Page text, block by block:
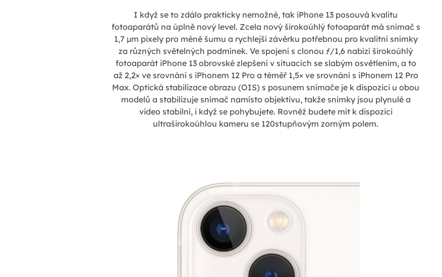
I když se to zdálo prakticky nemožné, tak iPhone 13 posouvá kvalitu
fotoaparátů na úplně nový level. Zcela nový širokoúhlý fotoaparát má snímač s
1,7 µm pixely pro méně šumu a rychlejší závěrku potřebnou pro kvalitní snímky
za různých světelných podmínek. Ve spojení s clonou ƒ/1,6 nabízí širokoúhlý
fotoaparát iPhone 13 obrovské zlepšení v situacích se slabým osvětlením, a to
až 2,2× ve srovnání s iPhonem 12 Pro a téměř 1,5× ve srovnání s iPhonem 12 Pro
Max. Optická stabilizace obrazu (OIS) s posunem snímače je k dispozici u obou
modelů a stabilizuje snímač namísto objektivu, takže snímky jsou plynulé a
video stabilní, i když se pohybujete. Rovněž budete mít k dispozici
ultraširokoúhlou kameru se 120stupňovým zorným polem.